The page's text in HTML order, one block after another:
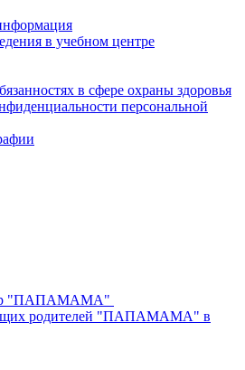
в учебном центре
в сфере охраны здоровья
персональной
"ПАПАМАМА"
родителей "ПАПАМАМА" в